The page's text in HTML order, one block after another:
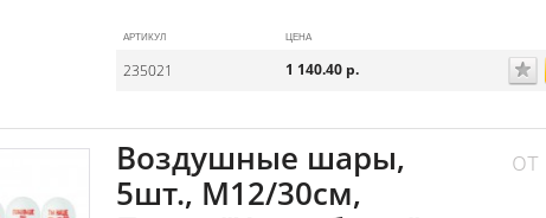
АРТИКУЛ ЦЕНА
235021 1 140.40 р.
Воздушные шары,
5шт., М12/30см,
от